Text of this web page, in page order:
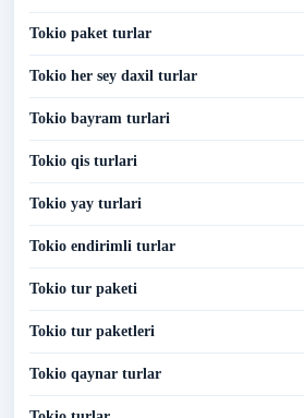
Tokio paket turlar
Tokio her sey daxil turlar
Tokio bayram turlari
Tokio qis turlari
Tokio yay turlari
Tokio endirimli turlar
Tokio tur paketi
Tokio tur paketleri
Tokio qaynar turlar